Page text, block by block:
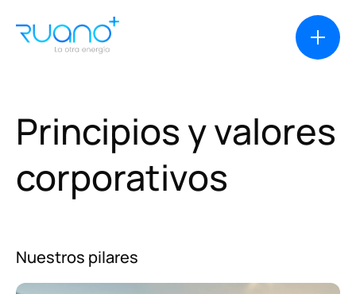
Soluciones
Productos
Principiosyvalores
corporativos
Nuestros pilares